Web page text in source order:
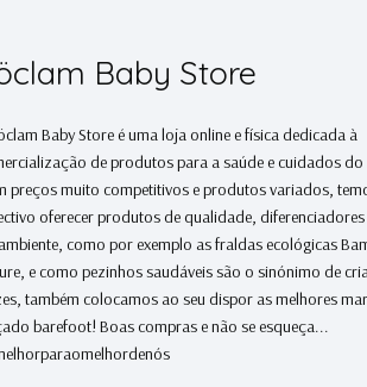
Baby Store
Baby Store é uma loja online e física dedicada à
de produtos para a saúde e cuidados do
preços muito competitivos e produtos variados,
oferecer produtos de qualidade,
como por exemplo as fraldas ecológicas
e como pezinhos saudáveis são o sinónimo de
também colocamos ao seu dispor as melhores
barefoot! Boas compras e não se esqueça...